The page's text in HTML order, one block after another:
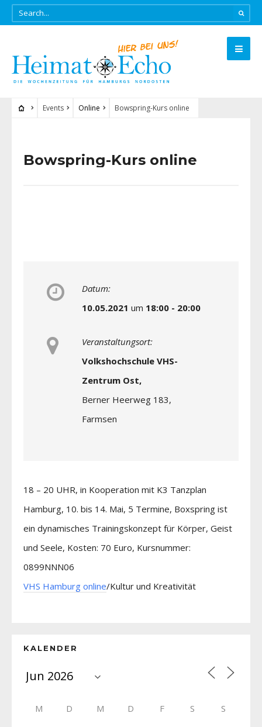
Events Online Bowspring-Kurs online
Bowspring-Kurs online
Datum:
10.05.2021 um 18:00 - 20:00
Veranstaltungsort:
Volkshochschule VHS-
Zentrum Ost,
Berner Heerweg 183,
Farmsen
18 – 20 UHR, in Kooperation mit K3 Tanzplan
Hamburg, 10. bis 14. Mai, 5 Termine, Boxspring ist
ein dynamisches Trainingskonzept für Körper, Geist
und Seele, Kosten: 70 Euro, Kursnummer:
0899NNN06
VHS Hamburg online/Kultur und Kreativität
KALENDER
M D M D F S S